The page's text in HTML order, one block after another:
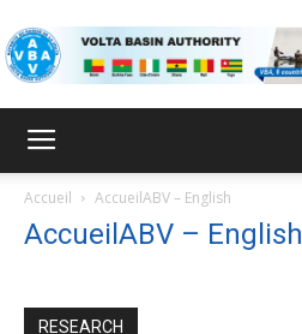
Accueil AccueilABV – English
AccueilABV – English
RESEARCH